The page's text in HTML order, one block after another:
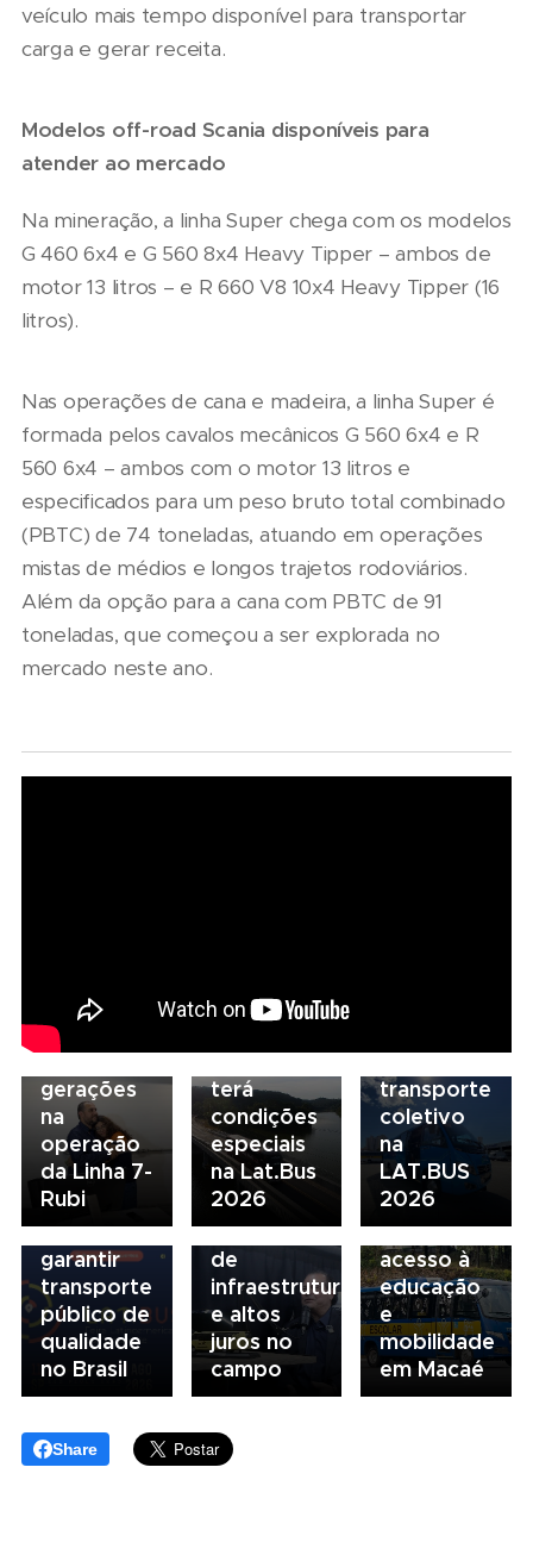
veículo mais tempo disponível para transportar
carga e gerar receita.
Modelos off-road Scania disponíveis para
atender ao mercado
Na mineração, a linha Super chega com os modelos
G 460 6x4 e G 560 8x4 Heavy Tipper – ambos de
motor 13 litros – e R 660 V8 10x4 Heavy Tipper (16
litros).
Nas operações de cana e madeira, a linha Super é
formada pelos cavalos mecânicos G 560 6x4 e R
560 6x4 – ambos com o motor 13 litros e
especificados para um peso bruto total combinado
(PBTC) de 74 toneladas, atuando em operações
mistas de médios e longos trajetos rodoviários.
Além da opção para a cana com PBTC de 91
toneladas, que começou a ser explorada no
mercado neste ano.
amor pela
ferrovia
une
gerações
na
operação
da Linha 7-
Rubi
Scania
Financeiros
terá
condições
especiais
na Lat.Bus
2026
do
transporte
coletivo
na
LAT.BUS
2026
Seminário
Nacional
debate
novo
modelo
de
financiamento
para
garantir
transporte
público de
qualidade
no Brasil
05/08/2026
Presidente
da FAESP
alerta para
gargalos
de
infraestrutura
e altos
juros no
campo
04/08/2026
Renovação
da frota
escolar
fortalece
acesso à
educação
e
mobilidade
em Macaé
Share